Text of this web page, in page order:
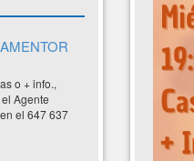
o + info.,
Agente
el 647 637